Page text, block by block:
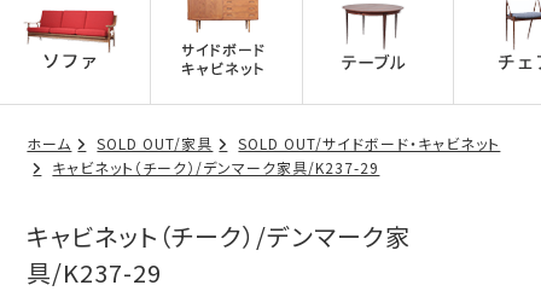
ホーム SOLD OUT/家具
SOLD OUT/サイドボード・キャビネット
キャビネット（チーク）/デンマーク家具/K237-29
キャビネット（チーク）/デンマーク家
具/K237-29